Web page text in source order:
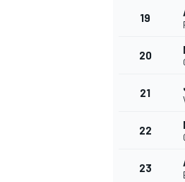
19
20
21
22
23